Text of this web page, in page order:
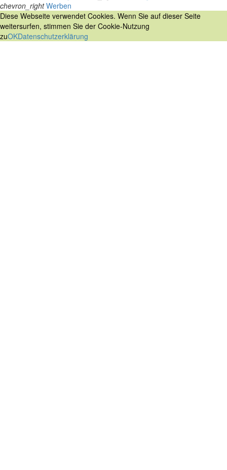
chevron_right Werben
Diese Webseite verwendet Cookies. Wenn Sie auf dieser Seite
weitersurfen, stimmen Sie der Cookie-Nutzung
zuOKDatenschutzerklärung